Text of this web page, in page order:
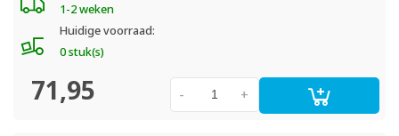
1-2 weken
Huidige voorraad:
0 stuk(s)
71,95 +
-